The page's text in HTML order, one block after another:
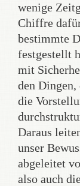
wenige
Chiffre
bestimmte
festgestellt
mit
den
die
Daraus
unser
abgeleitet
also auch